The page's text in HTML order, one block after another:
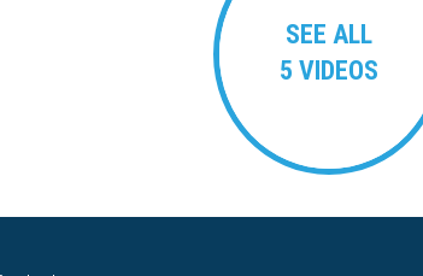
SEE ALL
5 VIDEOS